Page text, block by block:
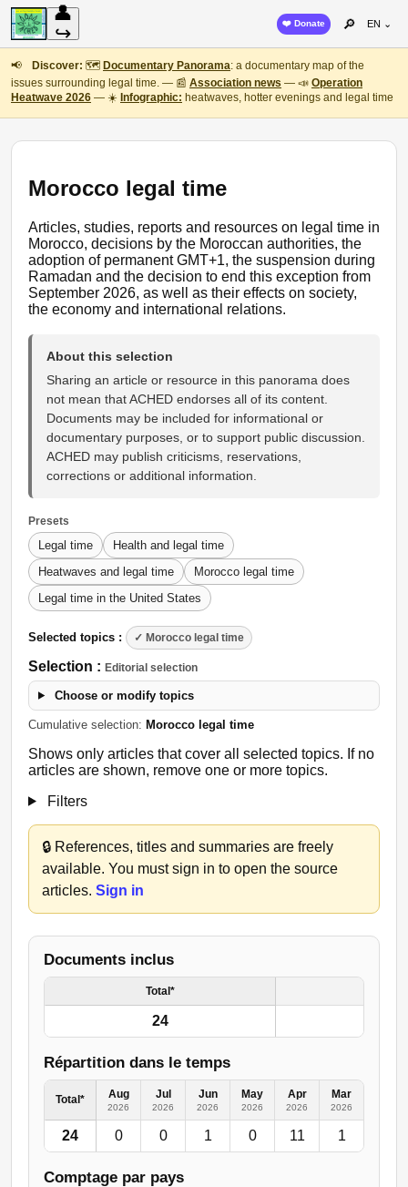
👤
↪
❤️ Donate 🔎 EN ⌄
📢 Discover: 🗺️ Documentary Panorama: a documentary map of the
issues surrounding legal time. — 📰 Association news — 📣 Operation
Heatwave 2026 — ☀️ Infographic: heatwaves, hotter evenings and legal time
Morocco legal time
Articles, studies, reports and resources on legal time in
Morocco, decisions by the Moroccan authorities, the
adoption of permanent GMT+1, the suspension during
Ramadan and the decision to end this exception from
September 2026, as well as their effects on society,
the economy and international relations.
About this selection
Sharing an article or resource in this panorama does
not mean that ACHED endorses all of its content.
Documents may be included for informational or
documentary purposes, or to support public discussion.
ACHED may publish criticisms, reservations,
corrections or additional information.
Presets
Legal time
Health and legal time
Heatwaves and legal time
Morocco legal time
Legal time in the United States
Selected topics : ✓ Morocco legal time
Selection : Editorial selection
Choose or modify topics
Cumulative selection: Morocco legal time
Shows only articles that cover all selected topics. If no
articles are shown, remove one or more topics.
Filters
🔒 References, titles and summaries are freely
available. You must sign in to open the source
articles. Sign in
Documents inclus
Total*
24
Répartition dans le temps
Total* Aug
2026
Jul
2026
Jun
2026
May
2026
Apr
2026
Mar
2026
24 0 0 1 0 11 1
Comptage par pays